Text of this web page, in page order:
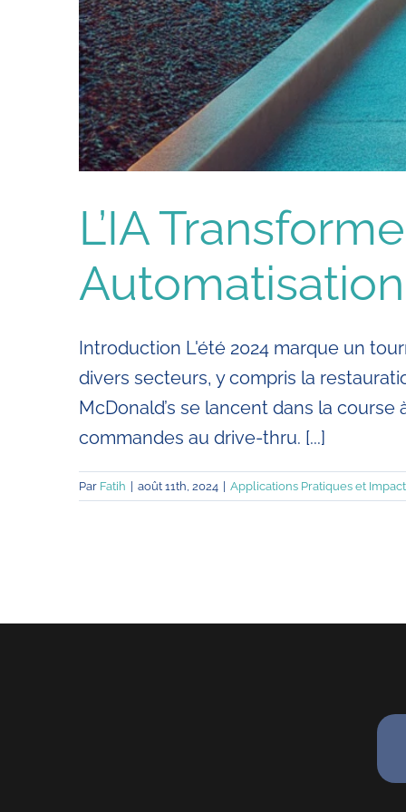
L’IA
Introduction L'été 2024 marque un
divers secteurs, y compris la
McDonald’s se lancent dans la
commandes au drive-thru. [...]
Par Fatih | août 11th, 2024 | Applications Pratiques et